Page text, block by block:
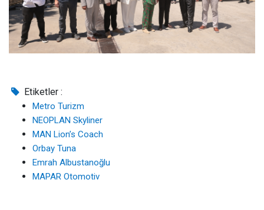
Etiketler :
Metro Turizm
NEOPLAN Skyliner
MAN Lion’s Coach
Orbay Tuna
Emrah Albustanoğlu
MAPAR Otomotiv